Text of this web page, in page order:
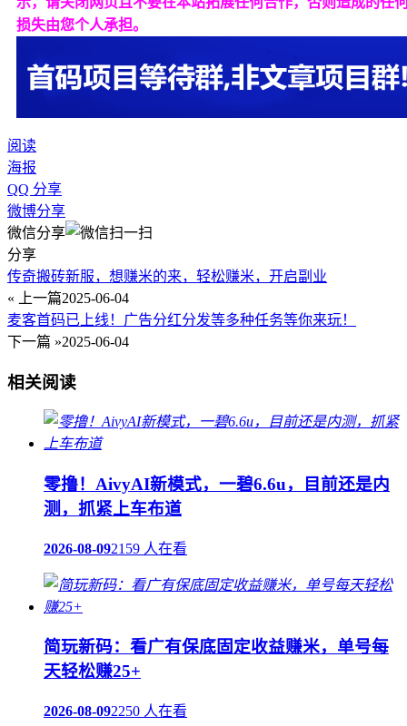
损失由您个人承担。
阅读
海报
QQ 分享
微博分享
微信分享
分享
传奇搬砖新服，想赚米的来，轻松赚米，开启副业
« 上一篇2025-06-04
麦客首码已上线！广告分红分发等多种任务等你来玩！
下一篇 »2025-06-04
相关阅读
零撸！AivyAI新模式，一碧6.6u，目前还是内
测，抓紧上车布道
2026-08-092159 人在看
简玩新码：看广有保底固定收益赚米，单号每
天轻松赚25+
2026-08-092250 人在看